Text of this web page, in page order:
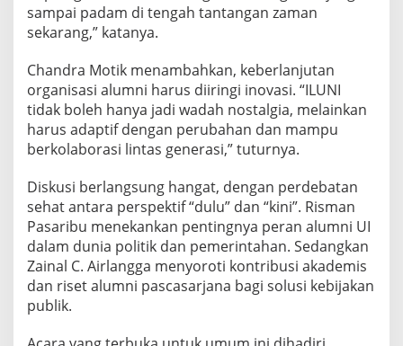
sampai padam di tengah tantangan zaman
sekarang,” katanya.
Chandra Motik menambahkan, keberlanjutan
organisasi alumni harus diiringi inovasi. “ILUNI
tidak boleh hanya jadi wadah nostalgia, melainkan
harus adaptif dengan perubahan dan mampu
berkolaborasi lintas generasi,” tuturnya.
Diskusi berlangsung hangat, dengan perdebatan
sehat antara perspektif “dulu” dan “kini”. Risman
Pasaribu menekankan pentingnya peran alumni UI
dalam dunia politik dan pemerintahan. Sedangkan
Zainal C. Airlangga menyoroti kontribusi akademis
dan riset alumni pascasarjana bagi solusi kebijakan
publik.